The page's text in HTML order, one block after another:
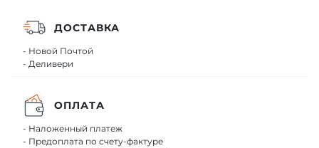
ДОСТАВКА
- Новой Почтой
- Деливери
ОПЛАТА
- Наложенный платеж
- Предоплата по счету-фактуре